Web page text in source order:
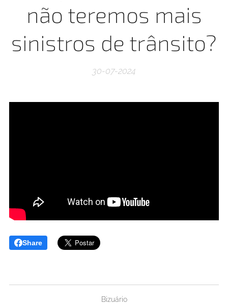
não teremos mais
sinistros de trânsito?
30-07-2024
Share
Bizuário